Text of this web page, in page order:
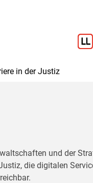
in der Justiz
und der
die digitalen